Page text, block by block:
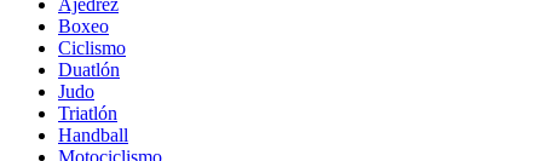
Ajedrez
Boxeo
Ciclismo
Duatlón
Judo
Triatlón
Handball
Motociclismo